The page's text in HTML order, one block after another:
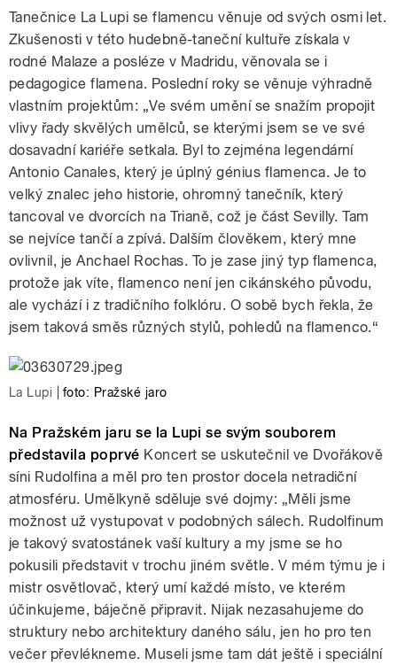
hudebního festivalu Pražské jaro je
španělská hudba. Více v příspěvku
Daniela Jägera.
pause
ročníku mezinárodního hudebního
festivalu Pražské jaro je španělská
hudba. Více v příspěvku Daniela Jägera.
Tanečnice La Lupi se flamencu věnuje od svých osmi let.
Zkušenosti v této hudebně-taneční kultuře získala v
rodné Malaze a posléze v Madridu, věnovala se i
pedagogice flamena. Poslední roky se věnuje výhradně
vlastním projektům: „Ve svém umění se snažím propojit
vlivy řady skvělých umělců, se kterými jsem se ve své
dosavadní kariéře setkala. Byl to zejména legendární
Antonio Canales, který je úplný génius flamenca. Je to
velký znalec jeho historie, ohromný tanečník, který
tancoval ve dvorcích na Trianě, což je část Sevilly. Tam
se nejvíce tančí a zpívá. Dalším člověkem, který mne
ovlivnil, je Anchael Rochas. To je zase jiný typ flamenca,
protože jak víte, flamenco není jen cikánského původu,
ale vychází i z tradičního folklóru. O sobě bych řekla, že
jsem taková směs různých stylů, pohledů na flamenco.“
La Lupi foto: Pražské jaro
Na Pražském jaru se la Lupi se svým souborem
představila poprvé Koncert se uskutečnil ve Dvořákově
síni Rudolfina a měl pro ten prostor docela netradiční
atmosféru. Umělkyně sděluje své dojmy: „Měli jsme
možnost už vystupovat v podobných sálech. Rudolfinum
je takový svatostánek vaší kultury a my jsme se ho
pokusili představit v trochu jiném světle. V mém týmu je i
mistr osvětlovač, který umí každé místo, ve kterém
účinkujeme, báječně připravit. Nijak nezasahujeme do
struktury nebo architektury daného sálu, jen ho pro ten
večer převlékneme. Museli jsme tam dát ještě i speciální